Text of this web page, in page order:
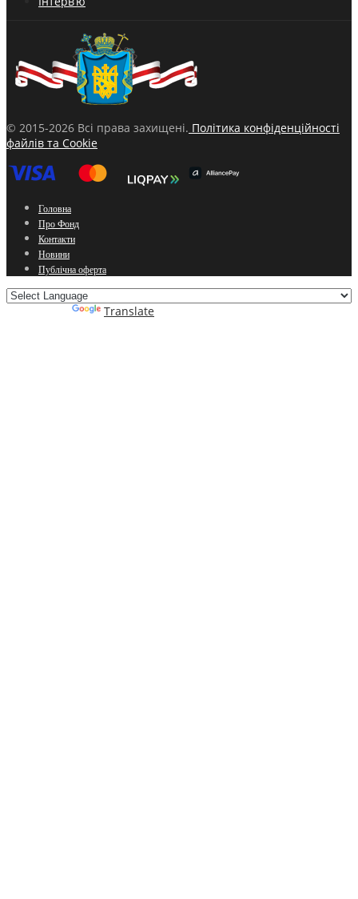
© 2015-2026 Всі права захищені. Політика конфіденційності
файлів та Cookie
Головна
Про Фонд
Контакти
Новини
Публічна оферта
Translate